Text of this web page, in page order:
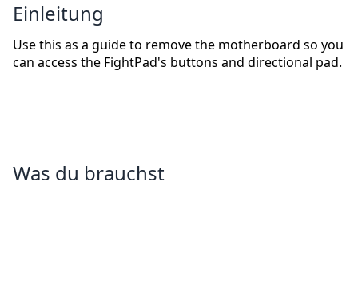
Einleitung
Use this as a guide to remove the motherboard so you
can access the FightPad's buttons and directional pad.
Was du brauchst